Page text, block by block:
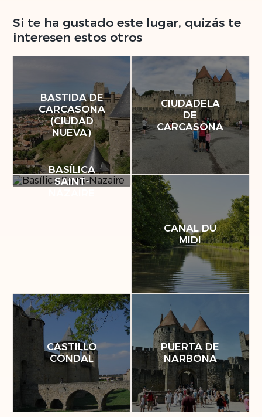
Si te ha gustado este lugar, quizás te
interesen estos otros
BASTIDA DE
CARCASONA
(CIUDAD
NUEVA)
CIUDADELA
DE
CARCASONA
BASÍLICA
SAINT-
CANAL DU
MIDI
CASTILLO
CONDAL
PUERTA DE
NARBONA